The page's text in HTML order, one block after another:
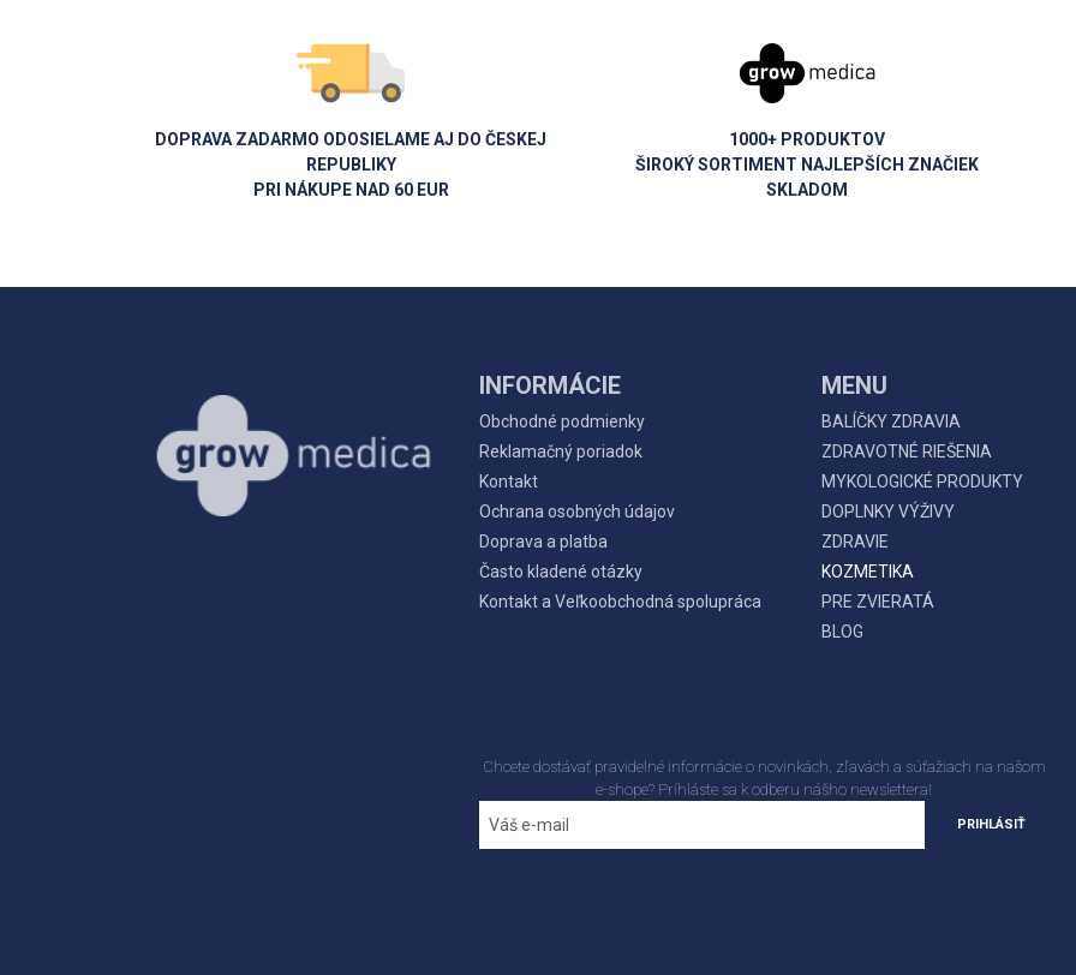
DOPRAVA ZADARMO ODOSIELAME AJ DO ČESKEJ
REPUBLIKY
PRI NÁKUPE NAD 60 EUR
1000+ PRODUKTOV
ŠIROKÝ SORTIMENT NAJLEPŠÍCH ZNAČIEK
SKLADOM
INFORMÁCIE
Obchodné podmienky
Reklamačný poriadok
Kontakt
Ochrana osobných údajov
Doprava a platba
Často kladené otázky
Kontakt a Veľkoobchodná spolupráca
MENU
BALÍČKY ZDRAVIA
ZDRAVOTNÉ RIEŠENIA
MYKOLOGICKÉ PRODUKTY
DOPLNKY VÝŽIVY
ZDRAVIE
KOZMETIKA
PRE ZVIERATÁ
BLOG
Chcete dostávať pravidelné informácie o novinkách, zľavách a súťažiach na našom
e-shope? Príhláste sa k odberu nášho newslettera!
PRIHLÁSIŤ